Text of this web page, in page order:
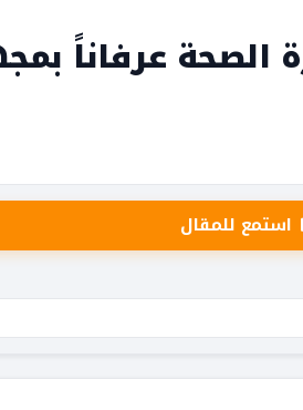
عرفاناً
استمع للمقال